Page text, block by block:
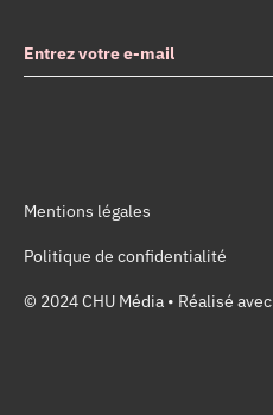
Mentions légales
Politique de confidentialité
© 2024 CHU Média • Réalisé avec